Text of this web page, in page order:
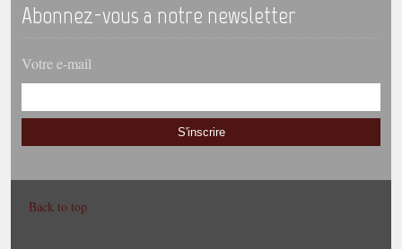
Abonnez-vous a notre newsletter
Votre e-mail
S'inscrire
Back to top